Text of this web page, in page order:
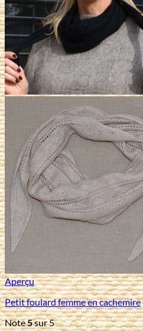
Aperçu
Petit foulard femme en cachemire
Note5sur 5